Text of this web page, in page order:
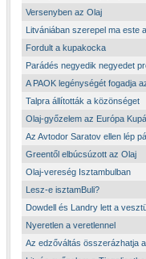
Versenyben az Olaj
Litvániában szerepel ma este
Fordult a kupakocka
Parádés negyedik negyedet
A PAOK legénységét fogadja
Talpra állították a közönséget
Olaj-győzelem az Európa
Az Avtodor Saratov ellen lép
Greentől elbúcsúzott az Olaj
Olaj-vereség Isztambulban
Lesz-e isztamBuli?
Dowdell és Landry lett a
Nyeretlen a veretlennel
Az edzőváltás összerázhatja